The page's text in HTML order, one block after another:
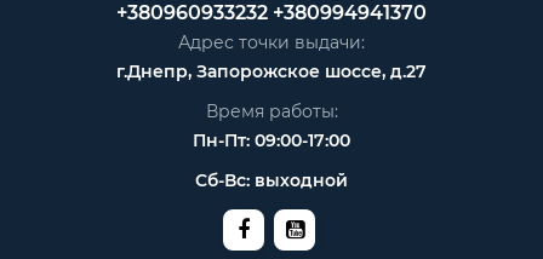
+380960933232 +380994941370
Адрес точки выдачи:
г.Днепр, Запорожское шоссе, д.27
Время работы:
Пн-Пт: 09:00-17:00
Сб-Вс: выходной